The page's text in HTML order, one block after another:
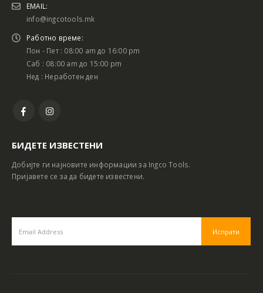
EMAIL:
info@ingcotools.mk
Работно време:
Пон - Пет : 08:00 am до 16:00 pm
Саб : 08:00 am до 15:00 pm
Нед : Неработен ден
БИДЕТЕ ИЗВЕСТЕНИ
Добијте ги најновите информации за Ingco Tools.
Пријавете се за да бидете известени.